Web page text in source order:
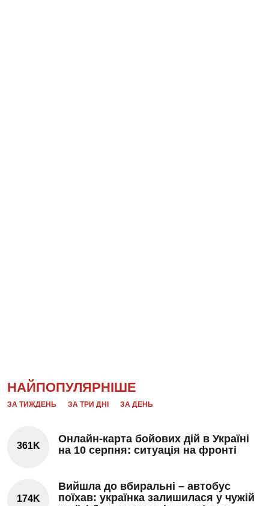
НАЙПОПУЛЯРНІШЕ
ЗА ТИЖДЕНЬ ЗА ТРИ ДНІ ЗА ДЕНЬ
361K
Онлайн-карта бойових дій в Україні
на 10 серпня: ситуація на фронті
174K
Вийшла до вбиральні – автобус
поїхав: українка залишилася у чужій